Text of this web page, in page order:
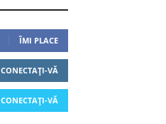
ÎMI PLACE
CONECTAȚI-VĂ
CONECTAȚI-VĂ